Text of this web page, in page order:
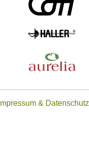
Impressum & Datenschutz